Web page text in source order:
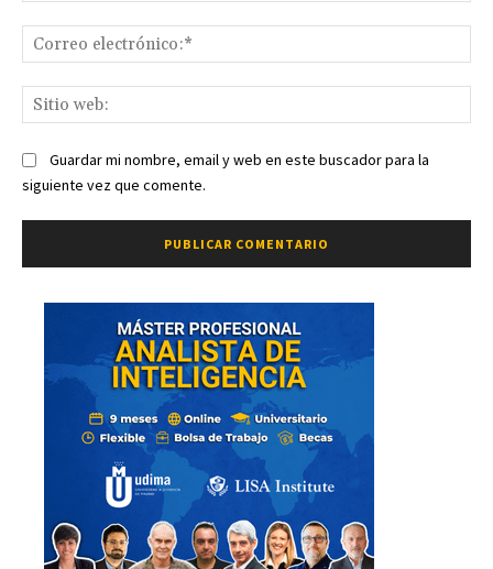
Guardar mi nombre, email y web en este buscador para la
siguiente vez que comente.